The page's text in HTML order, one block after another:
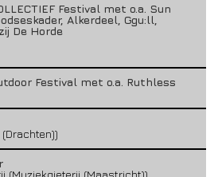
Festival met o.a. Sun
Alkerdeel, Ggu:ll,
De Horde
Festival met o.a. Ruthless
(Muziekgieterij (Maastricht))